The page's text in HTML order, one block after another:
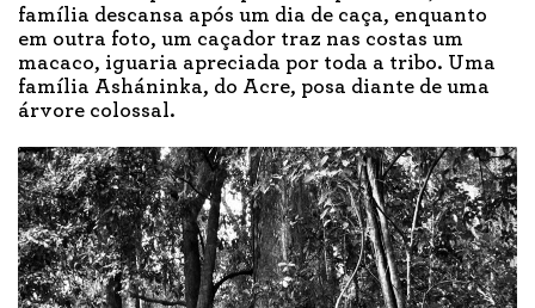
família descansa após um dia de caça, enquanto
em outra foto, um caçador traz nas costas um
macaco, iguaria apreciada por toda a tribo. Uma
família Asháninka, do Acre, posa diante de uma
árvore colossal.